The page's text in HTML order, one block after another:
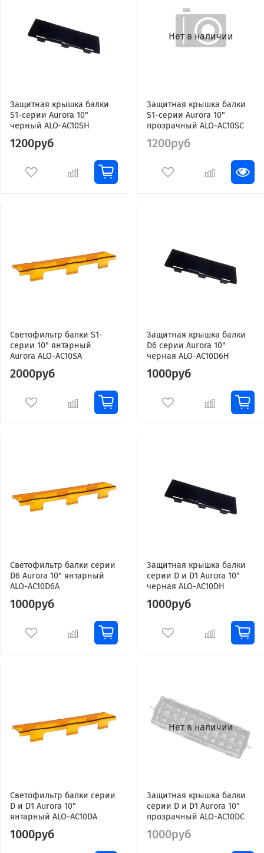
Защитная крышка балки
S1-серии Aurora 10"
черный ALO-AC10SH
1200руб
Нет в наличии
Защитная крышка балки
S1-серии Aurora 10"
прозрачный ALO-AC10SC
1200руб
Светофильтр балки S1-
серии 10" янтарный
Aurora ALO-AC10SA
2000руб
Защитная крышка балки
D6 серии Aurora 10"
черная ALO-AC10D6H
1000руб
Светофильтр балки серии
D6 Aurora 10" янтарный
ALO-AC10D6A
1000руб
Защитная крышка балки
серии D и D1 Aurora 10"
черная ALO-AC10DH
1000руб
Светофильтр балки серии
D и D1 Aurora 10"
янтарный ALO-AC10DA
1000руб
Нет в наличии
Защитная крышка балки
серии D и D1 Aurora 10"
прозрачный ALO-AC10DC
1000руб